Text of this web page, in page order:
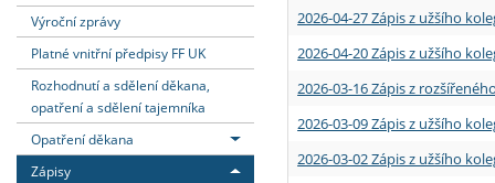
Absolventi fakulty
Vyjíždějící zaměstnanci
Výroční zprávy
Platné vnitřní předpisy FF UK
Rozhodnutí a sdělení děkana,
opatření a sdělení tajemníka
Opatření děkana
Zápisy
2026-04-27 Zápis z užšího
2026-04-20 Zápis z užšího
2026-03-16 Zápis z
2026-03-09 Zápis z užšího
2026-03-02 Zápis z užšího